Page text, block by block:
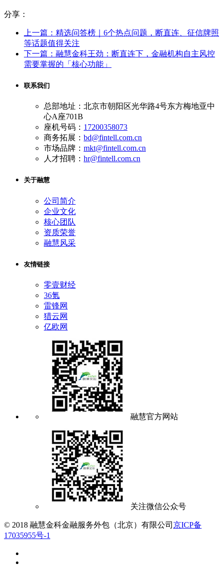
分享：
上一篇：精选问答榜｜6个热点问题，断直连、征信牌照
等话题值得关注
下一篇：融慧金科王劲：断直连下，金融机构自主风控
需要掌握的「核心功能」
联系我们
总部地址：北京市朝阳区光华路4号东方梅地亚中
心A座701B
座机号码： 17200358073
商务拓展： bd@fintell.com.cn
市场品牌： mkt@fintell.com.cn
人才招聘： hr@fintell.com.cn
关于融慧
公司简介
企业文化
核心团队
资质荣誉
融慧风采
友情链接
零壹财经
36氪
雷锋网
猎云网
亿欧网
融慧官方网站
关注微信公众号
© 2018 融慧金科金融服务外包（北京）有限公司 京ICP备
17035955号-1